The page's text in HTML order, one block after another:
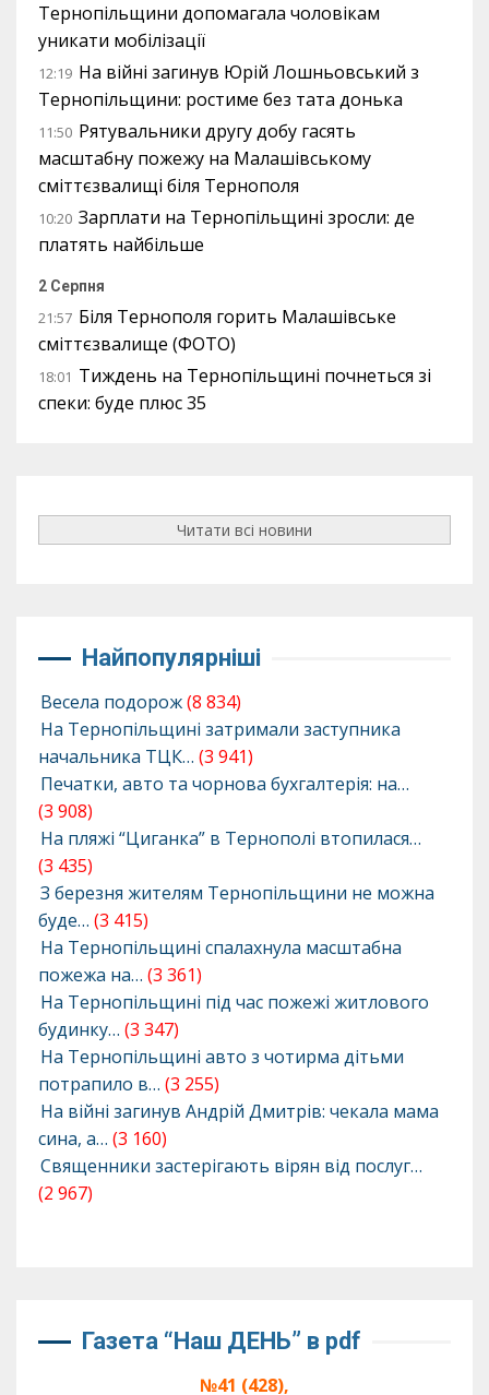
Тернопільщини допомагала чоловікам
уникати мобілізації
12:19 На війні загинув Юрій Лошньовський з
Тернопільщини: ростиме без тата донька
11:50 Рятувальники другу добу гасять
масштабну пожежу на Малашівському
сміттєзвалищі біля Тернополя
10:20 Зарплати на Тернопільщині зросли: де
платять найбільше
2 Серпня
21:57 Біля Тернополя горить Малашівське
сміттєзвалище (ФОТО)
18:01 Тиждень на Тернопільщині почнеться зі
спеки: буде плюс 35
Читати всі новини
Найпопулярніші
Весела подорож(8 834)
На Тернопільщині затримали заступника
начальника ТЦК… (3 941)
Печатки, авто та чорнова бухгалтерія: на…
(3 908)
На пляжі “Циганка” в Тернополі втопилася…
(3 435)
З березня жителям Тернопільщини не можна
буде… (3 415)
На Тернопільщині спалахнула масштабна
пожежа на… (3 361)
На Тернопільщині під час пожежі житлового
будинку… (3 347)
На Тернопільщині авто з чотирма дітьми
потрапило в… (3 255)
На війні загинув Андрій Дмитрів: чекала мама
сина, а… (3 160)
Священники застерігають вірян від послуг…
(2 967)
Газета “Наш ДЕНЬ” в pdf
№41 (428),